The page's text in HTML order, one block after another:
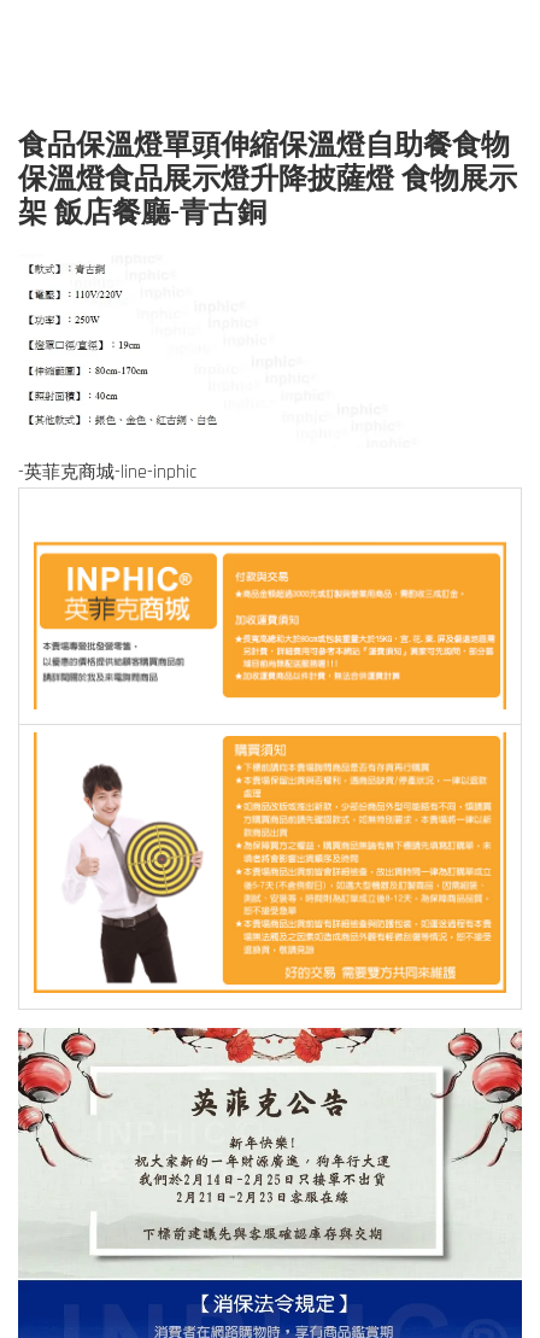
食品保溫燈單頭伸縮保溫燈自助餐食物
保溫燈食品展示燈升降披薩燈 食物展示
架 飯店餐廳-青古銅
-英菲克商城-line-inphic